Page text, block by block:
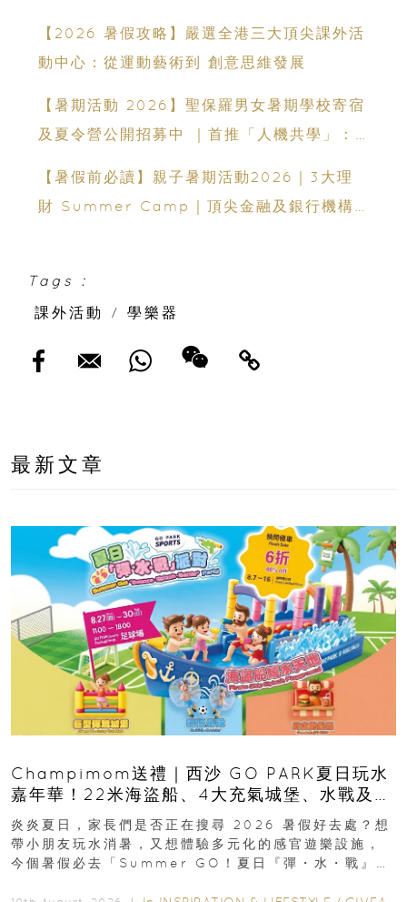
【2026 暑假攻略】嚴選全港三大頂尖課外活
動中心：從運動藝術到 創意思維發展
【暑期活動 2026】聖保羅男女暑期學校寄宿
及夏令營公開招募中 ｜首推「人機共學」：
【暑假前必讀】親子暑期活動2026｜3大理
財 Summer Camp｜頂尖金融及銀行機構
Tags :
課外活動
/ 學樂器
最新文章
Champimom送禮｜西沙 GO PARK夏日玩水
嘉年華！22米海盜船、4大充氣城堡、水戰及門
票優惠全攻略
炎炎夏日，家長們是否正在搜尋 2026 暑假好去處？想
帶小朋友玩水消暑，又想體驗多元化的感官遊樂設施，
今個暑假必去「Summer GO！夏日『彈・水・戰』派